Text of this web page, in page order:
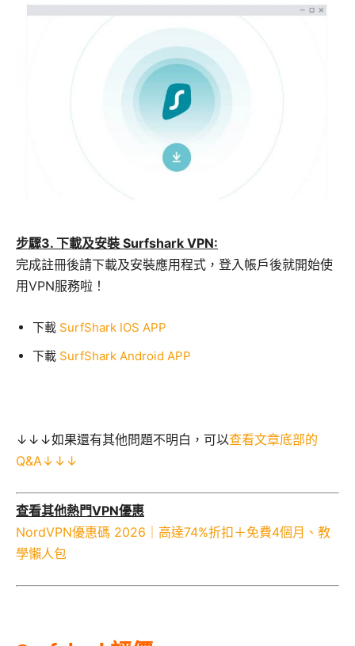
步驟3. 下載及安裝 Surfshark VPN:
完成註冊後請下載及安裝應用程式，登入帳戶後就開始使
用VPN服務啦！
下載 SurfShark IOS APP
下載 SurfShark Android APP
↓↓↓如果還有其他問題不明白，可以查看文章底部的
Q&A↓↓↓
查看其他熱門VPN優惠
NordVPN優惠碼 2026｜高達74%折扣＋免費4個月、教
學懶人包